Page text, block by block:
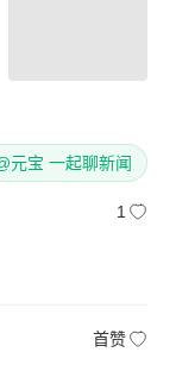
元宝 一起聊新闻
1
首赞